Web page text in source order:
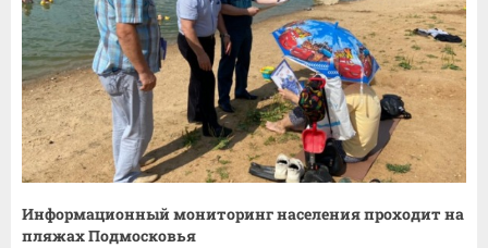
Информационный мониторинг населения проходит на
пляжах Подмосковья